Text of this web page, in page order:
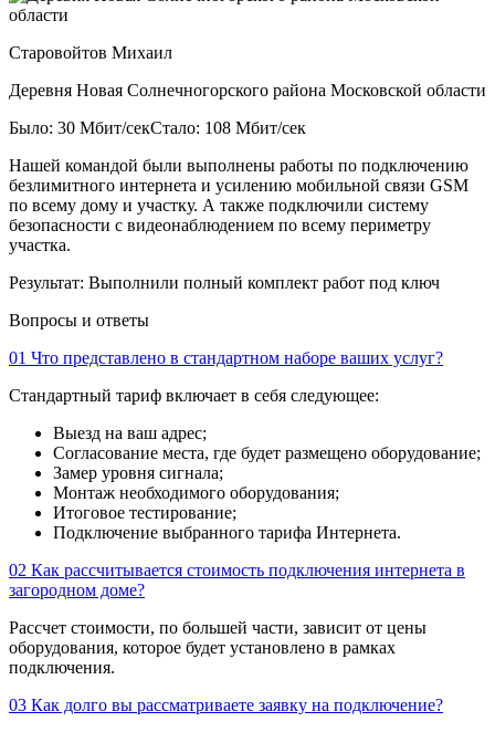
Старовойтов Михаил
Деревня Новая Солнечногорского района Московской области
Было: 30 Мбит/секСтало: 108 Мбит/сек
Нашей командой были выполнены работы по подключению
безлимитного интернета и усилению мобильной связи GSM
по всему дому и участку. А также подключили систему
безопасности с видеонаблюдением по всему периметру
участка.
Результат: Выполнили полный комплект работ под ключ
Вопросы и ответы
01 Что представлено в стандартном наборе ваших услуг?
Стандартный тариф включает в себя следующее:
Выезд на ваш адрес;
Согласование места, где будет размещено оборудование;
Замер уровня сигнала;
Монтаж необходимого оборудования;
Итоговое тестирование;
Подключение выбранного тарифа Интернета.
02 Как рассчитывается стоимость подключения интернета в
загородном доме?
Рассчет стоимости, по большей части, зависит от цены
оборудования, которое будет установлено в рамках
подключения.
03 Как долго вы рассматриваете заявку на подключение?